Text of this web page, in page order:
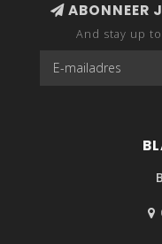
ABONNEER
And stay up